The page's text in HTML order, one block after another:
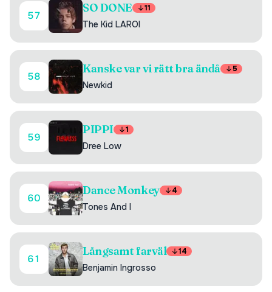
57
SO DONE 11
The Kid LAROI
58
Kanske var vi rätt bra ändå 5
Newkid
59
PIPPI 1
Dree Low
60
Dance Monkey 4
Tones And I
61
Långsamt farväl 14
Benjamin Ingrosso